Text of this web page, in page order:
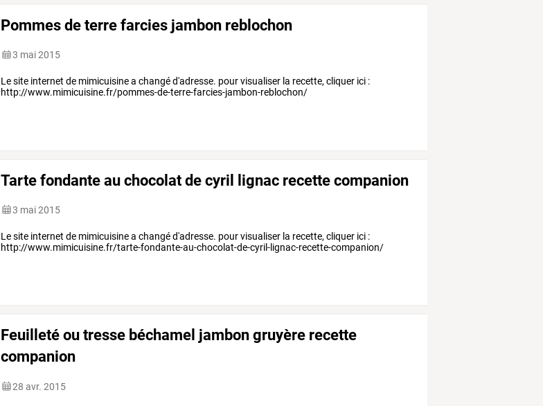
Pommes de terre farcies jambon reblochon
3 mai 2015
Le site internet de mimicuisine a changé d'adresse. pour visualiser la recette, cliquer ici :
http://www.mimicuisine.fr/pommes-de-terre-farcies-jambon-reblochon/
Tarte fondante au chocolat de cyril lignac recette companion
3 mai 2015
Le site internet de mimicuisine a changé d'adresse. pour visualiser la recette, cliquer ici :
http://www.mimicuisine.fr/tarte-fondante-au-chocolat-de-cyril-lignac-recette-companion/
Feuilleté ou tresse béchamel jambon gruyère recette
companion
28 avr. 2015